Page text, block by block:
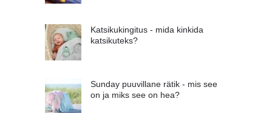
Katsikukingitus - mida kinkida
katsikuteks?
Sunday puuvillane rätik - mis see
on ja miks see on hea?